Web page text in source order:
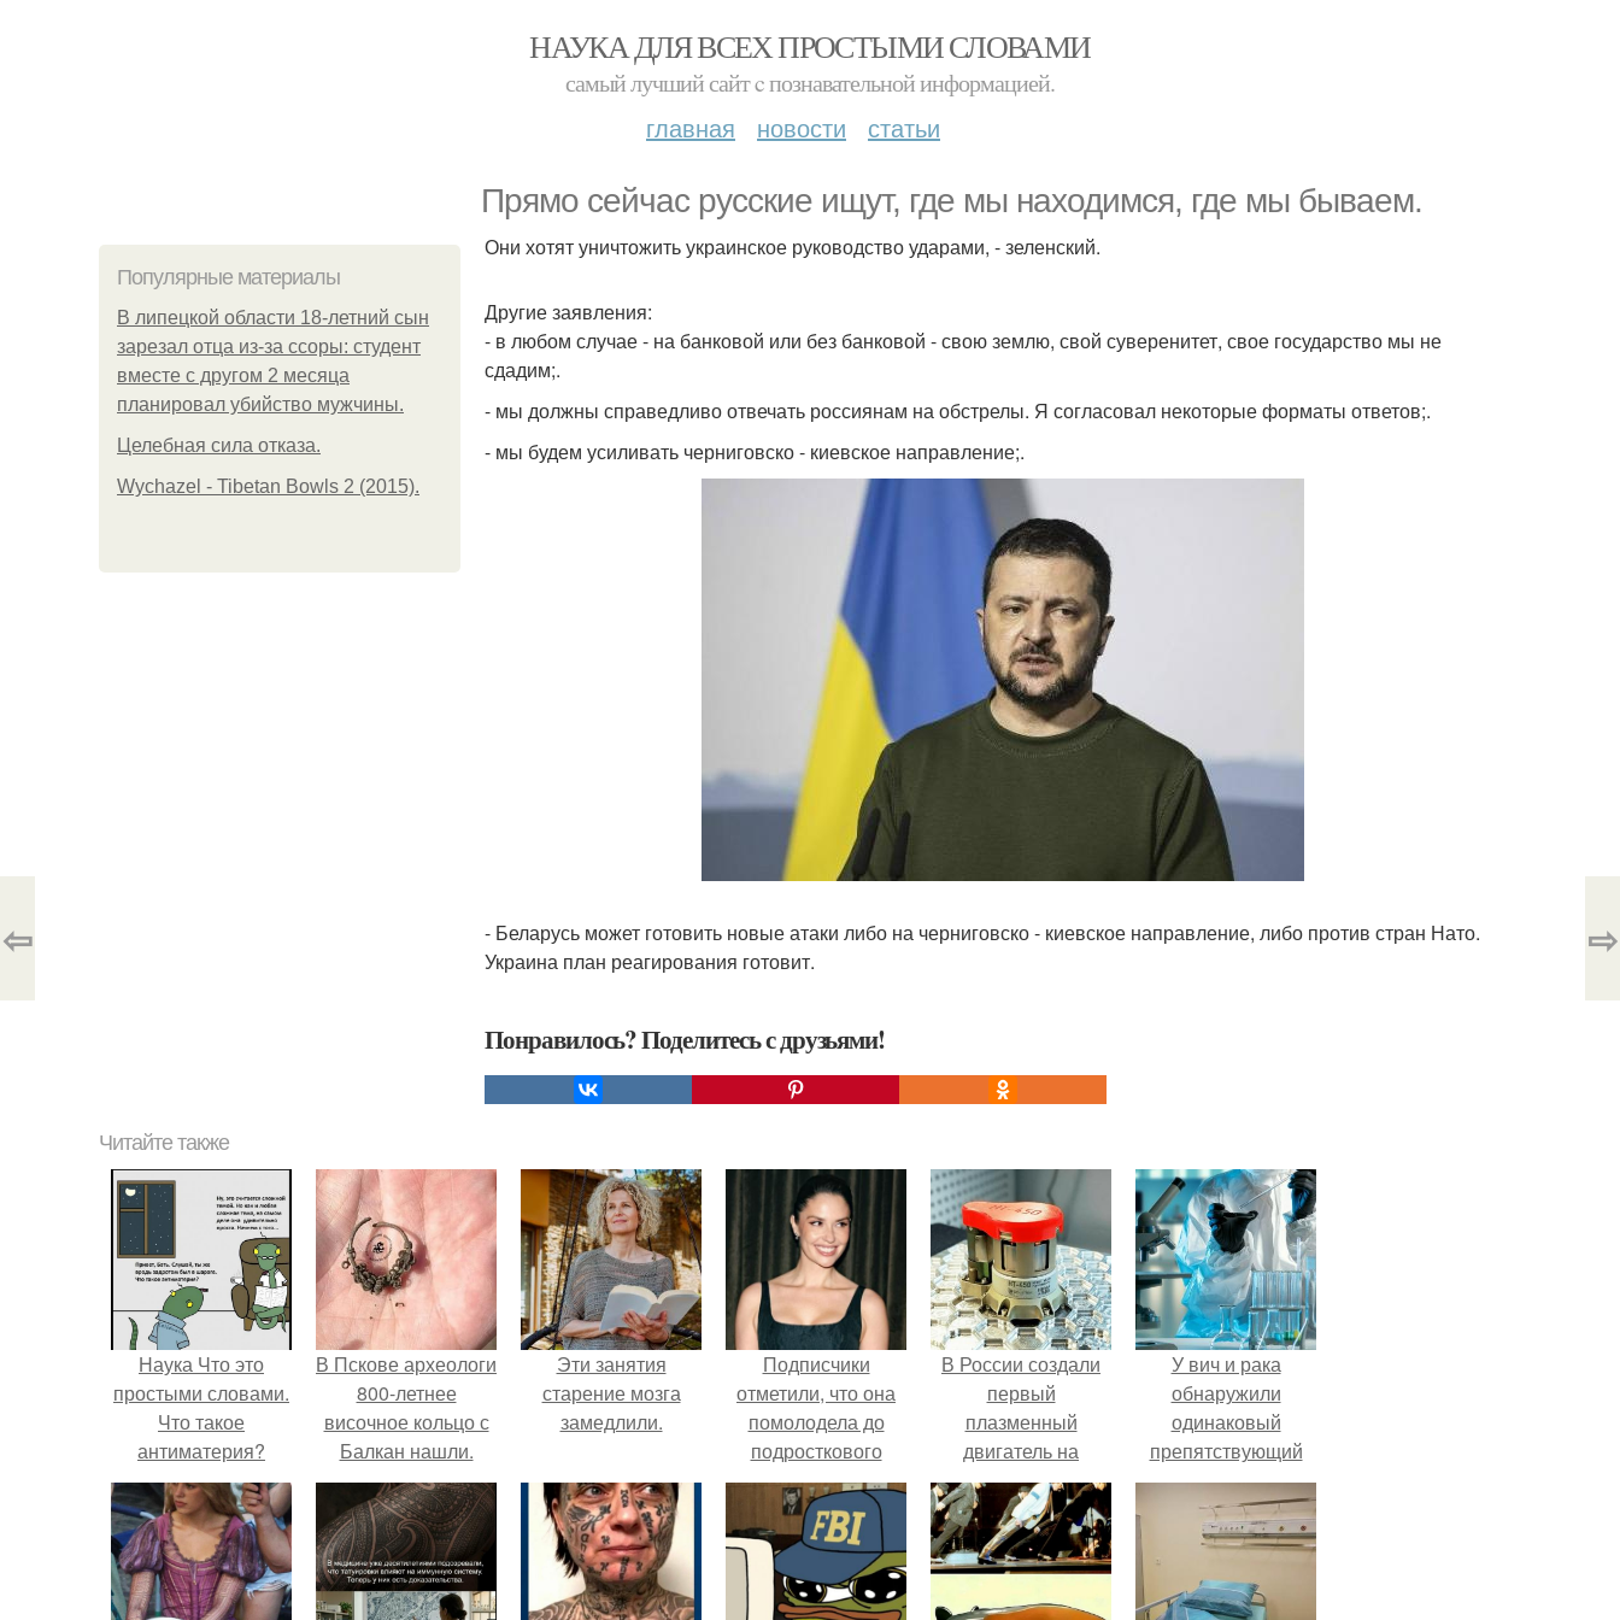
НАУКА ДЛЯ ВСЕХ ПРОСТЫМИ СЛОВАМИ
самый лучший сайт c познавательной информацией.
главная новости статьи
Прямо сейчас русские ищут, где мы находимся, где мы бываем.
Популярные материалы
В липецкой области 18-летний сын
зарезал отца из-за ссоры: студент
вместе с другом 2 месяца
планировал убийство мужчины.
Целебная сила отказа.
Wychazel - Tibetan Bowls 2 (2015).
Они хотят уничтожить украинское руководство ударами, - зеленский.
Другие заявления:
- в любом случае - на банковой или без банковой - свою землю, свой суверенитет, свое государство мы не
сдадим;.
- мы должны справедливо отвечать россиянам на обстрелы. Я согласовал некоторые форматы ответов;.
- мы будем усиливать черниговско - киевское направление;.
- Беларусь может готовить новые атаки либо на черниговско - киевское направление, либо против стран Нато.
Украина план реагирования готовит.
Понравилось? Поделитесь с друзьями!
⇦ ⇨
Читайте также
Наука Что это
простыми словами.
Что такое
антиматерия?
В Пскове археологи
800-летнее
височное кольцо с
Балкан нашли.
Эти занятия
старение мозга
замедлили.
Подписчики
отметили, что она
помолодела до
подросткового
возраста.
В России создали
первый
плазменный
двигатель на
криптоне.
У вич и рака
обнаружили
одинаковый
препятствующий
лечению механизм.